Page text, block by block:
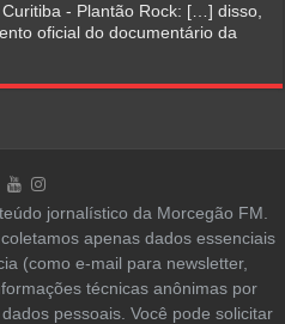
- Plantão Rock: […] disso,
oficial do documentário da
jornalístico da Morcegão FM.
apenas dados essenciais
(como e-mail para newsletter,
técnicas anônimas por
pessoais. Você pode solicitar